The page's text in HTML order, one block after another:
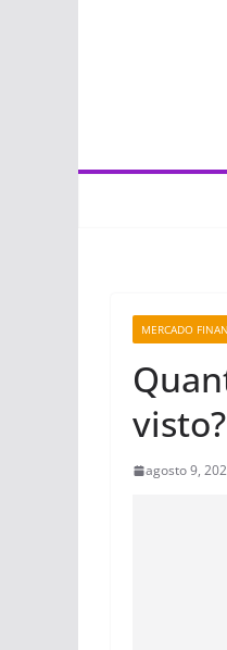
MERCADO
visto?
agosto 9,